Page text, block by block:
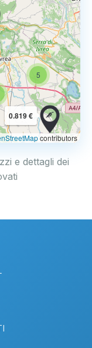
5
0.819 €
contributors
e dettagli dei